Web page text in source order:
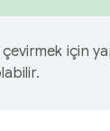
için